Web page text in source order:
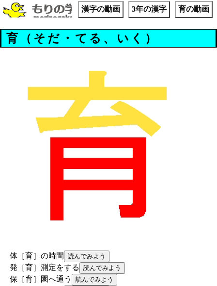
漢字の動画 3年の漢字 育の動画
育（そだ・てる、いく）
体［育］の時間
発［育］測定をする
保［育］園へ通う